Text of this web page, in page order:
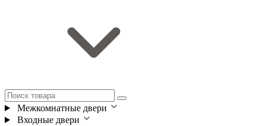
Межкомнатные двери
Входные двери